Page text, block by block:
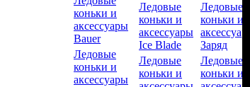
коньки и
аксессуары
Bauer
Ледовые
коньки и
аксессуары
Ледовые
коньки и
аксессуары
Ice Blade
Ледовые
коньки и
Ледовые
коньки и
аксессуары
Заряд
Ледовые
коньки и